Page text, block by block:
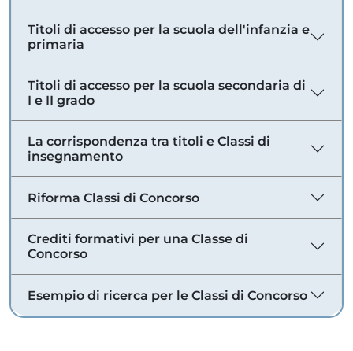
Titoli di accesso per la scuola dell'infanzia e
primaria
Titoli di accesso per la scuola secondaria di
I e II grado
La corrispondenza tra titoli e Classi di
insegnamento
Riforma Classi di Concorso
Crediti formativi per una Classe di
Concorso
Esempio di ricerca per le Classi di Concorso